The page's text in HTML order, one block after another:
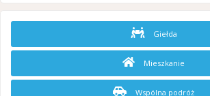
Giełda
Mieszkanie
Wspólna podróż